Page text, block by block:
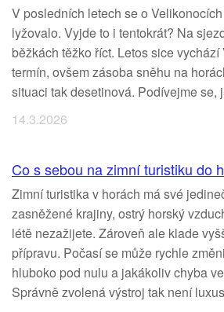
V posledních letech se o
lyžovalo. Vyjde to i tentokrát? Na
běžkách těžko říct. Letos sice
termín, ovšem zásoba sněhu na
situaci tak desetinová. Podívejme se,
14.3.2026
Co s sebou na zimní turistiku do
Zimní turistika v horách má své
zasněžené krajiny, ostrý horský
létě nezažijete. Zároveň ale klade
přípravu. Počasí se může rychle
hluboko pod nulu a jakákoliv chyba
Správně zvolená výstroj tak není